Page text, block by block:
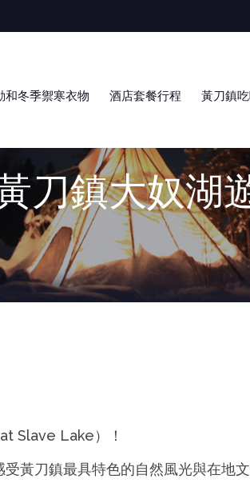
和冬季禦寒衣物 酒店套餐行程 黃刀鎮
刀鎮大奴湖
Slave Lake）！
黃刀鎮最具特色的自然風光與在地文